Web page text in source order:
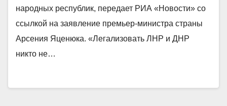
народных республик, передает РИА «Новости» со
ссылкой на заявление премьер-министра страны
Арсения Яценюка. «Легализовать ЛНР и ДНР
никто не…